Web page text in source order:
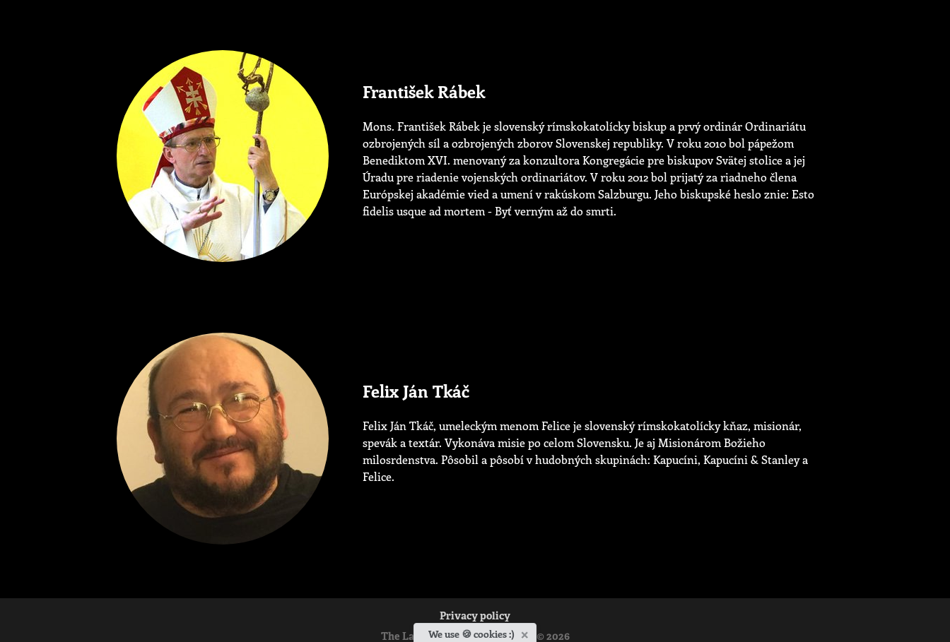
František Rábek
Mons. František Rábek je slovenský rímskokatolícky biskup a prvý ordinár Ordinariátu
ozbrojených síl a ozbrojených zborov Slovenskej republiky. V roku 2010 bol pápežom
Benediktom XVI. menovaný za konzultora Kongregácie pre biskupov Svätej stolice a jej
Úradu pre riadenie vojenských ordinariátov. V roku 2012 bol prijatý za riadneho člena
Európskej akadémie vied a umení v rakúskom Salzburgu. Jeho biskupské heslo znie: Esto
fidelis usque ad mortem - Byť verným až do smrti.
Felix Ján Tkáč
Felix Ján Tkáč, umeleckým menom Felice je slovenský rímskokatolícky kňaz, misionár,
spevák a textár. Vykonáva misie po celom Slovensku. Je aj Misionárom Božieho
milosrdenstva. Pôsobil a pôsobí v hudobných skupinách: Kapucíni, Kapucíni & Stanley a
Felice.
Privacy policy
The Ladislav Hanus Fellowship © 2026
We use 🍪 cookies :) ×